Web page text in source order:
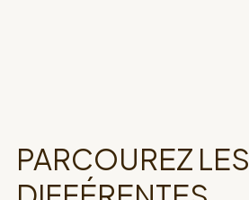
PARCOUREZ LES